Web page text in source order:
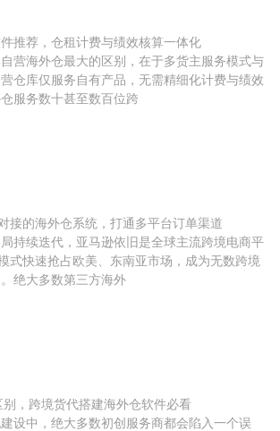
推荐，仓租计费与绩效核算一体化
营海外仓最大的区别，在于多货主服务模式与
仓库仅服务自有产品，无需精细化计费与绩效
服务数十甚至数百位跨
接的海外仓系统，打通多平台订单渠道
持续迭代，亚马逊依旧是全球主流跨境电商平
式快速抢占欧美、东南亚市场，成为无数跨境
绝大多数第三方海外
别，跨境货代搭建海外仓软件必看
设中，绝大多数初创服务商都会陷入一个误